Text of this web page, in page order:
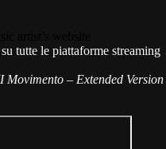
tutte le piattaforme streaming
Movimento – Extended Version